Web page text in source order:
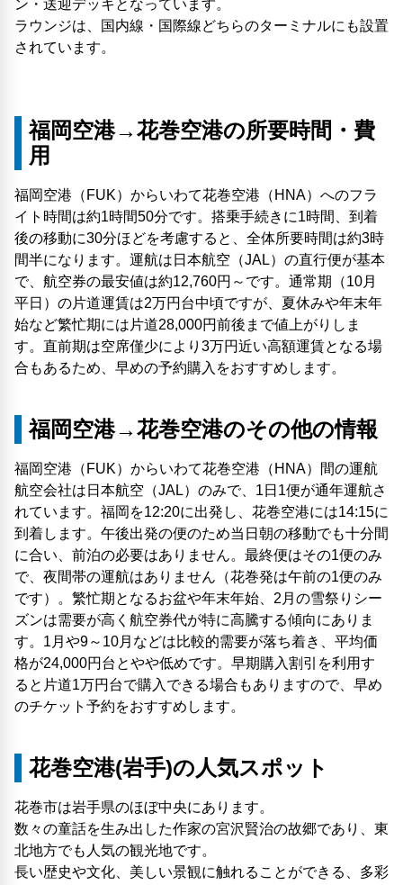
ン・送迎デッキとなっています。
ラウンジは、国内線・国際線どちらのターミナルにも設置
されています。
福岡空港→花巻空港の所要時間・費
用
福岡空港（FUK）からいわて花巻空港（HNA）へのフラ
イト時間は約1時間50分です。搭乗手続きに1時間、到着
後の移動に30分ほどを考慮すると、全体所要時間は約3時
間半になります。運航は日本航空（JAL）の直行便が基本
で、航空券の最安値は約12,760円～です。通常期（10月
平日）の片道運賃は2万円台中頃ですが、夏休みや年末年
始など繁忙期には片道28,000円前後まで値上がりしま
す。直前期は空席僅少により3万円近い高額運賃となる場
合もあるため、早めの予約購入をおすすめします。
福岡空港→花巻空港のその他の情報
福岡空港（FUK）からいわて花巻空港（HNA）間の運航
航空会社は日本航空（JAL）のみで、1日1便が通年運航さ
れています。福岡を12:20に出発し、花巻空港には14:15に
到着します。午後出発の便のため当日朝の移動でも十分間
に合い、前泊の必要はありません。最終便はその1便のみ
で、夜間帯の運航はありません（花巻発は午前の1便のみ
です）。繁忙期となるお盆や年末年始、2月の雪祭りシー
ズンは需要が高く航空券代が特に高騰する傾向にありま
す。1月や9～10月などは比較的需要が落ち着き、平均価
格が24,000円台とやや低めです。早期購入割引を利用す
ると片道1万円台で購入できる場合もありますので、早め
のチケット予約をおすすめします。
花巻空港(岩手)の人気スポット
花巻市は岩手県のほぼ中央にあります。
数々の童話を生み出した作家の宮沢賢治の故郷であり、東
北地方でも人気の観光地です。
長い歴史や文化、美しい景観に触れることができる、多彩